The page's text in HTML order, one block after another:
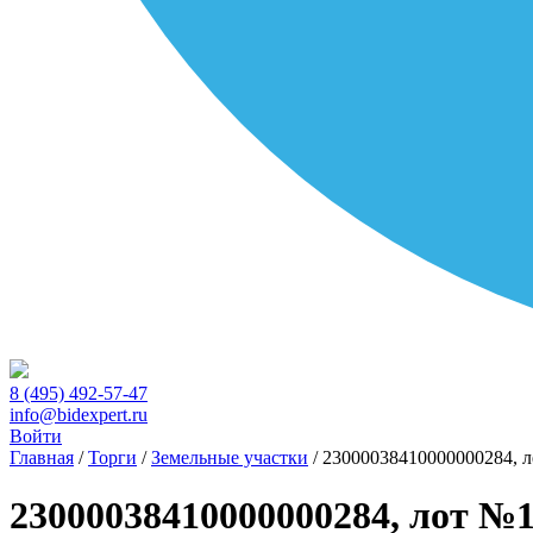
8 (495) 492-57-47
info@bidexpert.ru
Войти
Главная /Торги /Земельные участки / 23000038410000000284,
23000038410000000284, лот №1